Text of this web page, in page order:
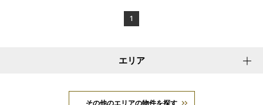
1
エリア
その他のエリアの物件を探す